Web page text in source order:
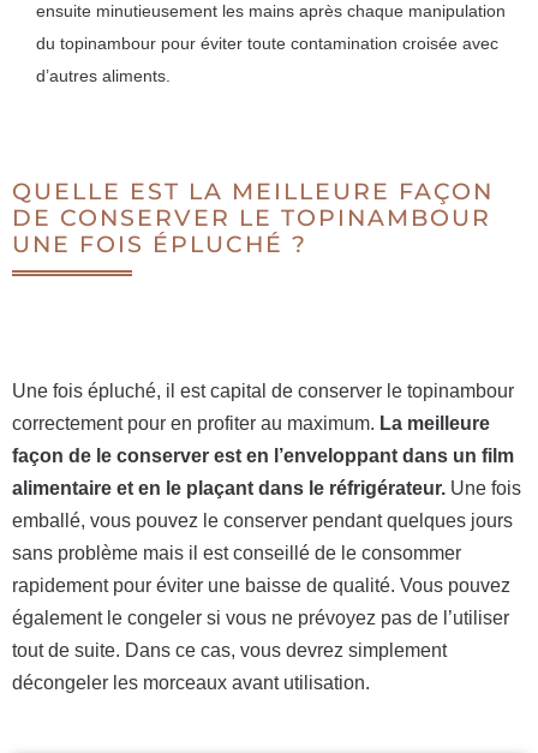
ensuite minutieusement les mains après chaque manipulation
du topinambour pour éviter toute contamination croisée avec
d’autres aliments.
QUELLE EST LA MEILLEURE FAÇON
DE CONSERVER LE TOPINAMBOUR
UNE FOIS ÉPLUCHÉ ?
Une fois épluché, il est capital de conserver le topinambour
correctement pour en profiter au maximum. La meilleure
façon de le conserver est en l’enveloppant dans un film
alimentaire et en le plaçant dans le réfrigérateur. Une fois
emballé, vous pouvez le conserver pendant quelques jours
sans problème mais il est conseillé de le consommer
rapidement pour éviter une baisse de qualité. Vous pouvez
également le congeler si vous ne prévoyez pas de l’utiliser
tout de suite. Dans ce cas, vous devrez simplement
décongeler les morceaux avant utilisation.